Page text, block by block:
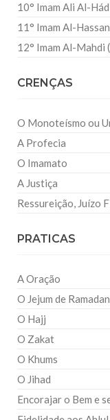
10° Imam Ali Al-
11° Imam Al-
12° Imam Al-Mahdi
CRENÇAS
O Monoteísmo ou
A Profecia
O Imamato
A Justiça
Ressureição, Juízo
PRATICAS
A Oração
O Jejum de Ramadan
O Hajj
O Zakat
O Khums
O Jihad
Encorajar o Bem e